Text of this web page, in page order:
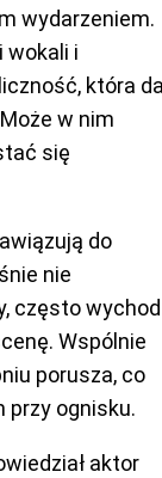
wydarzeniem.
wokali i
która
w nim
się
do
nie
często
Wspólnie
porusza, co
przy ognisku.
aktor